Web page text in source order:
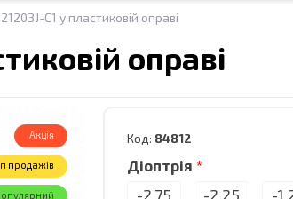
C1 у пластиковій оправі
оправі
Акція
продажів
Код: 84812
Діоптрія